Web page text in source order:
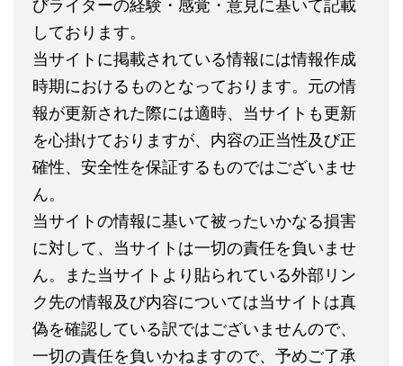
びライターの経験・感覚・意見に基いて記載
しております。
当サイトに掲載されている情報には情報作成
時期におけるものとなっております。元の情
報が更新された際には適時、当サイトも更新
を心掛けておりますが、内容の正当性及び正
確性、安全性を保証するものではございませ
ん。
当サイトの情報に基いて被ったいかなる損害
に対して、当サイトは一切の責任を負いませ
ん。また当サイトより貼られている外部リン
ク先の情報及び内容については当サイトは真
偽を確認している訳ではございませんので、
一切の責任を負いかねますので、予めご了承